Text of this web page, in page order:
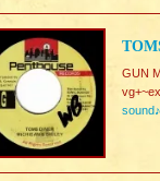
GUN
sound♪